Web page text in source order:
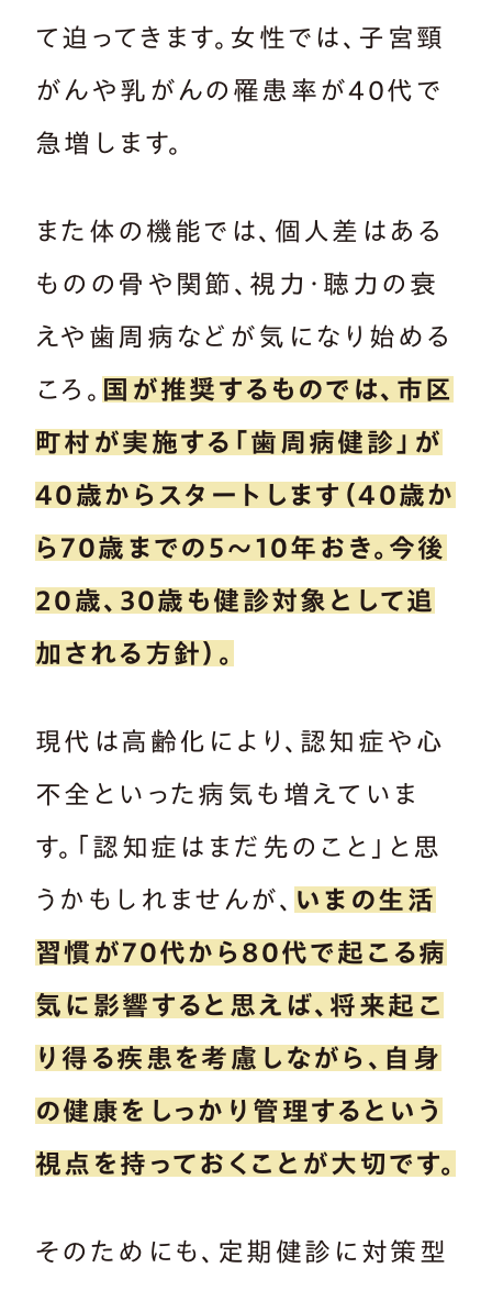
て迫ってきます。女性では、子宮頸
がんや乳がんの罹患率が40代で
急増します。
また体の機能では、個人差はある
ものの骨や関節、視力・聴力の衰
えや歯周病などが気になり始める
ころ。 国が推奨するものでは、市区
町村が実施する「歯周病健診」が
40歳からスタートします（40歳か
ら70歳までの5〜10年おき。今後
20歳、30歳も健診対象として追
加される方針）。
現代は高齢化により、認知症や心
不全といった病気も増えていま
す。「認知症はまだ先のこと」と思
うかもしれませんが、 いまの生活
習慣が70代から80代で起こる病
気に影響すると思えば、将来起こ
り得る疾患を考慮しながら、自身
の健康をしっかり管理するという
視点を持っておくことが大切です。
そのためにも、定期健診に対策型